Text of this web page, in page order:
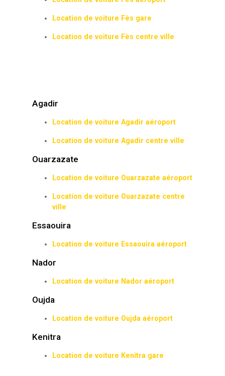
Location de voiture Fès gare
Location de voiture Fès centre ville
Agadir
Location de voiture Agadir aéroport
Location de voiture Agadir centre ville
Ouarzazate
Location de voiture Ouarzazate aéroport
Location de voiture Ouarzazate centre
ville
Essaouira
Location de voiture Essaouira aéroport
Nador
Location de voiture Nador aéroport
Oujda
Location de voiture Oujda aéroport
Kenitra
Location de voiture Kenitra gare